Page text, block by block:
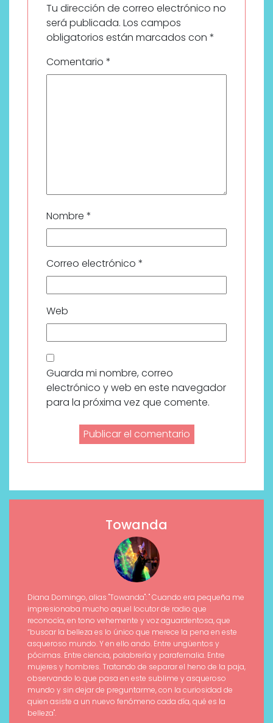
Tu dirección de correo electrónico no
será publicada. Los campos
obligatorios están marcados con *
Comentario *
Nombre *
Correo electrónico *
Web
Guarda mi nombre, correo
electrónico y web en este navegador
para la próxima vez que comente.
Towanda
Diana Domingo, alias "Towanda": " Cuando era pequeña me
impresionaba mucho aquel locutor de radio que
reconocía, en tono vehemente y voz aguardentosa, que
“buscar la belleza es lo único que merece la pena en este
asqueroso mundo. Y en ello ando. Entre ungüentos y
pócimas. Entre ciencia, palabrería y parafernalia. Entre
mujeres y hombres. Tratando de separar el heno de la paja,
observando lo que pasa en este sublime y asqueroso
mundo y sin dejar de preguntarme, con la curiosidad de
quien asiste a un nuevo fenómeno cada día, qué es la
belleza".